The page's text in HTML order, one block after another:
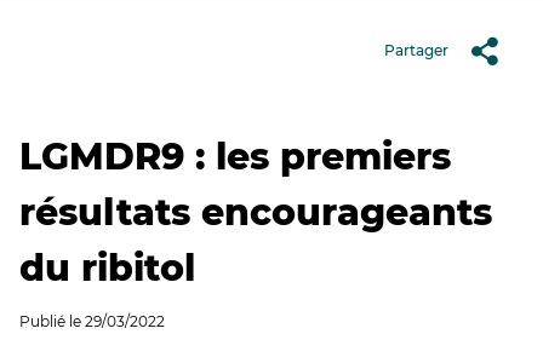
Partager
LGMDR9 : les premiers
résultats encourageants
du ribitol
Publié le 29/03/2022